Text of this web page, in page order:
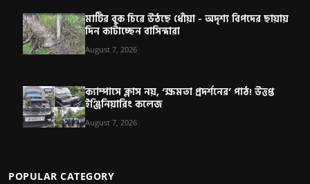
মাটির বুক চিরে উঠছে ধোঁয়া - অদৃশ্য বিপদের ছায়ায়
দিন কাটাচ্ছেন বাসিন্দারা
August 7, 2026
ক্যাম্পাসে ক্লাস নয়, ‘ক্ষমতা প্রদর্শনের’ পাঠ! উত্তপ্ত
ইঞ্জিনিয়ারিং কলেজ
August 7, 2026
POPULAR CATEGORY